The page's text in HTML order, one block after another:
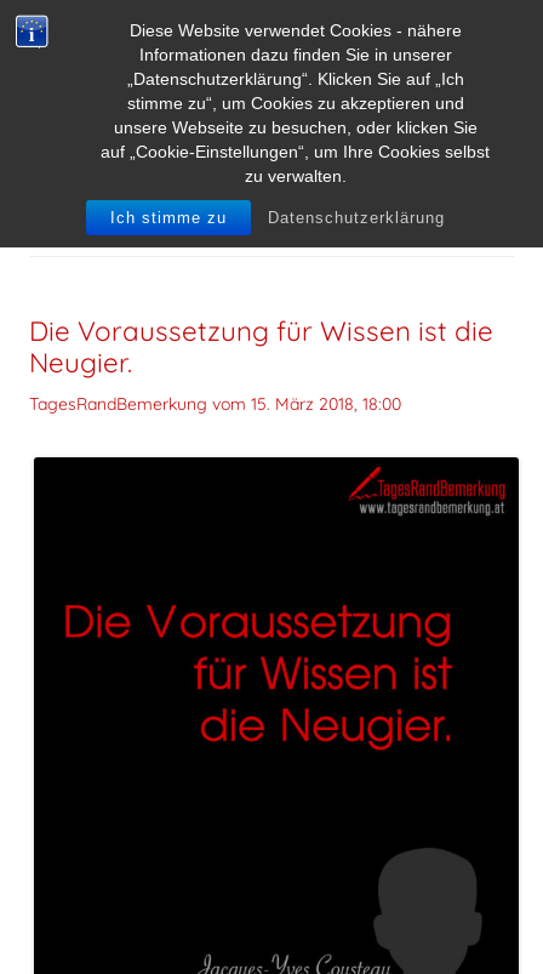
Diese Website verwendet Cookies - nähere
Informationen dazu finden Sie in unserer
„Datenschutzerklärung“. Klicken Sie auf „Ich
stimme zu“, um Cookies zu akzeptieren und
unsere Webseite zu besuchen, oder klicken Sie
auf „Cookie-Einstellungen“, um Ihre Cookies selbst
zu verwalten.
Ich stimme zu Datenschutzerklärung
ARCHIV DER KATEGORIE:NEUGIERDE
Die Voraussetzung für Wissen ist die
Neugier.
TagesRandBemerkung vom 15. März 2018, 18:00